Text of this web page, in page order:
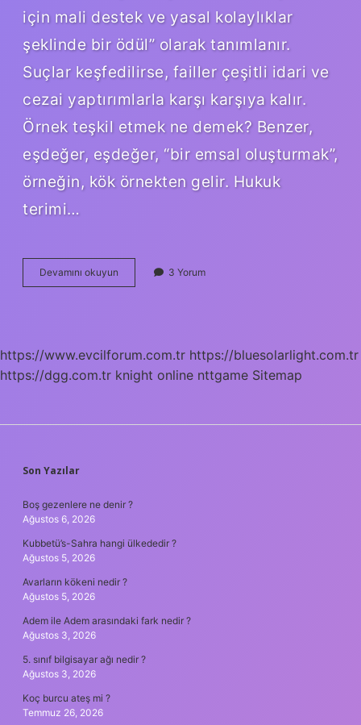
için mali destek ve yasal kolaylıklar
şeklinde bir ödül” olarak tanımlanır.
Suçlar keşfedilirse, failler çeşitli idari ve
cezai yaptırımlarla karşı karşıya kalır.
Örnek teşkil etmek ne demek? Benzer,
eşdeğer, eşdeğer, “bir emsal oluşturmak”,
örneğin, kök örnekten gelir. Hukuk
terimi…
Devamını okuyun
Etmek
3 Yorum
https://www.evcilforum.com.tr https://bluesolarlight.com.tr
https://dgg.com.tr knight online nttgame Sitemap
SIDEBAR
Son Yazılar
Boş gezenlere ne denir ?
Ağustos 6, 2026
Kubbetü’s-Sahra hangi ülkededir ?
Ağustos 5, 2026
Avarların kökeni nedir ?
Ağustos 5, 2026
Adem ile Adem arasındaki fark nedir ?
Ağustos 3, 2026
5. sınıf bilgisayar ağı nedir ?
Ağustos 3, 2026
Koç burcu ateş mi ?
Temmuz 26, 2026